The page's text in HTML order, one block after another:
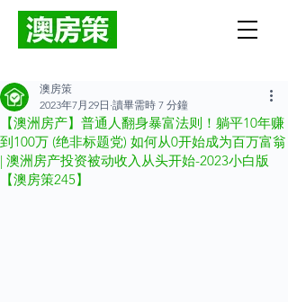
【澳洲房产】普通人翻身暴富法则！躺平10年赚
到100万 (绝非标题党) 如何从0开始成为百万富翁
| 澳洲房产投资被动收入从头开始-2023小白版
【澳房策245】
澳房策
2023年7月29日 讀畢需時 7 分鐘